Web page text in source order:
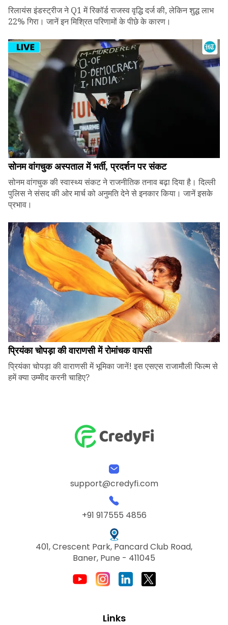
रिलायंस इंडस्ट्रीज ने Q1 में रिकॉर्ड राजस्व वृद्धि दर्ज की, लेकिन शुद्ध लाभ
22% गिरा। जानें इन मिश्रित परिणामों के पीछे के कारण।
सोनम वांगचुक अस्पताल में भर्ती, प्रदर्शन पर संकट
सोनम वांगचुक की स्वास्थ्य संकट ने राजनीतिक तनाव बढ़ा दिया है। दिल्ली
पुलिस ने संसद की ओर मार्च को अनुमति देने से इनकार किया। जानें इसके
प्रभाव।
प्रियंका चोपड़ा की वाराणसी में रोमांचक वापसी
प्रियंका चोपड़ा की वाराणसी में भूमिका जानें! इस एसएस राजामौली फिल्म से
हमें क्या उम्मीद करनी चाहिए?
support@credyfi.com
+91 917555 4856
401, Crescent Park, Pancard Club Road,
Baner, Pune - 411045
Links